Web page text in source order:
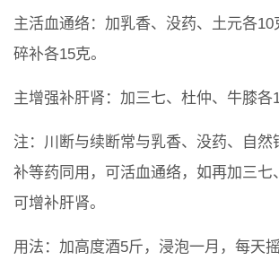
主活血通络：加乳香、没药、土元各10
碎补各15克。
主增强补肝肾：加三七、杜仲、牛膝各
注：川断与续断常与乳香、没药、自然
补等药同用，可活血通络，如再加三七
可增补肝肾。
用法：加高度酒5斤，浸泡一月，每天